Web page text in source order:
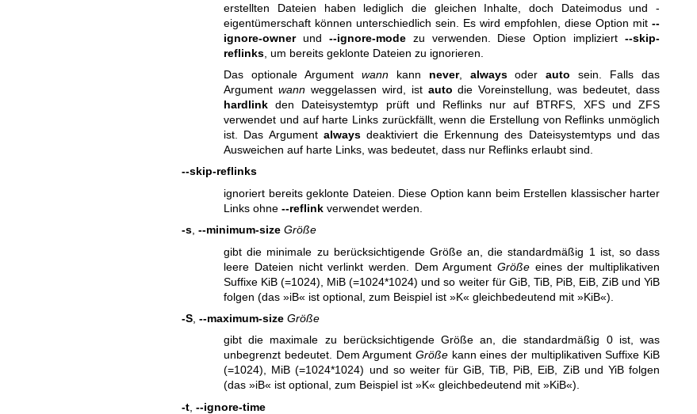
erstellten Dateien haben lediglich die gleichen Inhalte, doch Dateimodus und -
eigentümerschaft können unterschiedlich sein. Es wird empfohlen, diese Option mit --
ignore-ownerund --ignore-modezu verwenden. Diese Option impliziert--skip-
reflinks , um bereits geklonte Dateien zu ignorieren.
Das optionale Argument wannkann never, alwaysoderauto sein. Falls das
Argumentwann weggelassen wird, ist auto die Voreinstellung, was bedeutet, dass
hardlink den Dateisystemtyp prüft und Reflinks nur auf BTRFS, XFS und ZFS
verwendet und auf harte Links zurückfällt, wenn die Erstellung von Reflinks unmöglich
ist. Das Argument alwaysdeaktiviert die Erkennung des Dateisystemtyps und das
Ausweichen auf harte Links, was bedeutet, dass nur Reflinks erlaubt sind.
--skip-reflinks
ignoriert bereits geklonte Dateien. Diese Option kann beim Erstellen klassischer harter
Links ohne--reflink verwendet werden.
-s, --minimum-size Größe
gibt die minimale zu berücksichtigende Größe an, die standardmäßig 1 ist, so dass
leere Dateien nicht verlinkt werden. Dem Argument Größeeines der multiplikativen
Suffixe KiB (=1024), MiB (=1024*1024) und so weiter für GiB, TiB, PiB, EiB, ZiB und YiB
folgen (das »iB« ist optional, zum Beispiel ist »K« gleichbedeutend mit »KiB«).
-S, --maximum-size Größe
gibt die maximale zu berücksichtigende Größe an, die standardmäßig 0 ist, was
unbegrenzt bedeutet. Dem Argument Größekann eines der multiplikativen Suffixe KiB
(=1024), MiB (=1024*1024) und so weiter für GiB, TiB, PiB, EiB, ZiB und YiB folgen
(das »iB« ist optional, zum Beispiel ist »K« gleichbedeutend mit »KiB«).
-t, --ignore-time